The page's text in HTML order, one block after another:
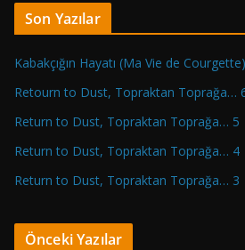
Son Yazılar
Kabakçığın Hayatı (Ma Vie de
Retourn to Dust, Topraktan Toprağa…
Return to Dust, Topraktan Toprağa… 5
Return to Dust, Topraktan Toprağa… 4
Return to Dust, Topraktan Toprağa… 3
Önceki Yazılar